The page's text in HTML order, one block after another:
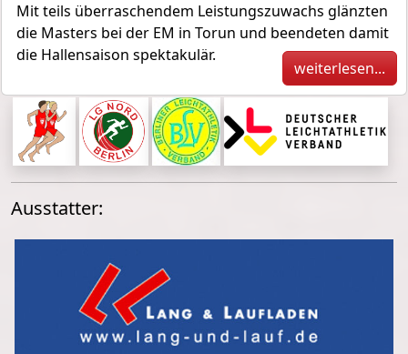
Mit teils überraschendem Leistungszuwachs glänzten
die Masters bei der EM in Torun und beendeten damit
die Hallensaison spektakulär.
weiterlesen...
Ausstatter: